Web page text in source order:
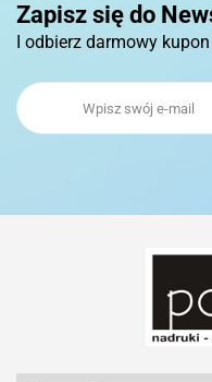
Zapisz się do
I odbierz darmowy